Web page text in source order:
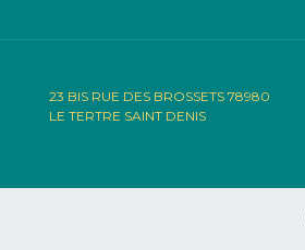
23 BIS RUE DES BROSSETS 78980
LE TERTRE SAINT DENIS